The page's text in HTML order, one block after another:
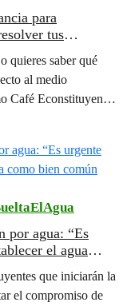
para
tus
quieres saber qué
al medio
Café Econstituyente
por agua: “Es
el agua
que iniciarán la
el compromiso de